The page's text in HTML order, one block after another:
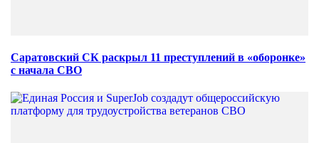
Саратовский СК раскрыл 11 преступлений в «оборонке»
с начала СВО